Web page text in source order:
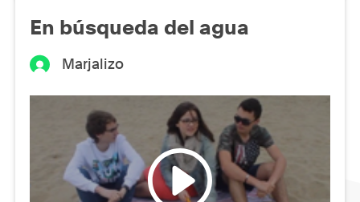
En búsqueda del agua
Marjalizo